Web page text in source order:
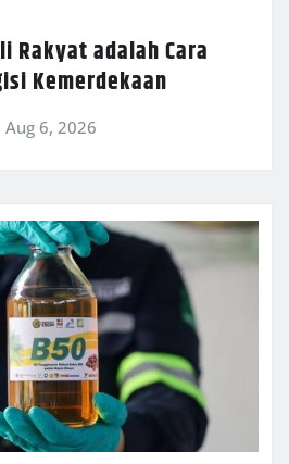
Rakyat adalah Cara
Kemerdekaan
Aug 6, 2026